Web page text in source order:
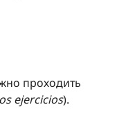
проходить
ejercicios).